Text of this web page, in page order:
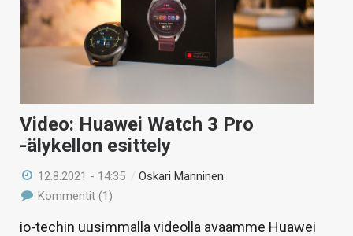
Video: Huawei Watch 3 Pro
-älykellon esittely
12.8.2021 - 14:35 /Oskari Manninen
Kommentit (1)
io-techin uusimmalla videolla avaamme Huawei